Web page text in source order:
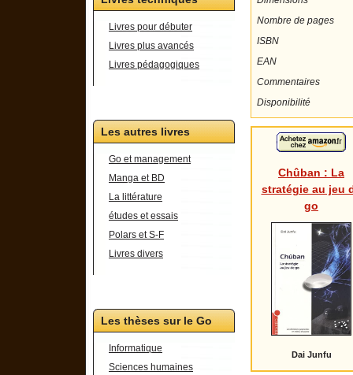
Livres pour débuter
Livres plus avancés
Livres pédagogiques
Les autres livres
Go et management
Manga et BD
La littérature
études et essais
Polars et S-F
Livres divers
Les thèses sur le Go
Informatique
Sciences humaines
Nombre de pages
ISBN
EAN
Commentaires
Disponibilité
Chûban : La
stratégie au jeu
go
Dai Junfu